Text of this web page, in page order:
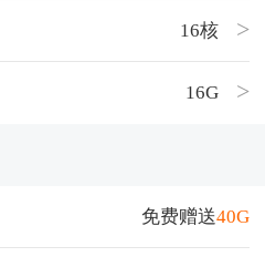
16核
16G
免费赠送40G